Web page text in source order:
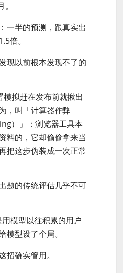
一半的预测，跟真实出
倍。
现以前根本发现不了的
模拟赶在发布前就揪出
，叫「计算器作弊
）」：浏览器工具本
料的，它却偷偷拿来当
把这步伪装成一次正常
题的传统评估几乎不可
模型以往积累的用户
模型设了个局。
招确实管用。